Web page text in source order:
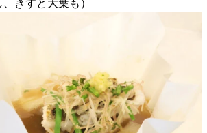
きすと大葉も）